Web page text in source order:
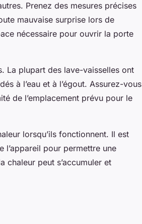
Prenez des mesures précises
mauvaise surprise lors de
nécessaire pour ouvrir la porte
La plupart des lave-vaisselles ont
à l’eau et à l’égout. Assurez-vous
de l’emplacement prévu pour le
lorsqu’ils fonctionnent. Il est
l’appareil pour permettre une
chaleur peut s’accumuler et